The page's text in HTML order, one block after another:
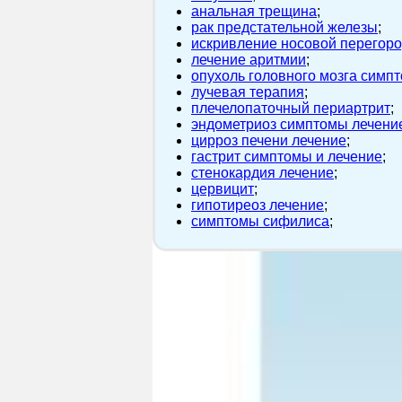
анальная трещина;
рак предстательной железы;
искривление носовой
лечение аритмии;
опухоль головного мозга
лучевая терапия;
плечелопаточный периартрит;
эндометриоз симптомы
цирроз печени лечение;
гастрит симптомы и лечение;
стенокардия лечение;
цервицит;
гипотиреоз лечение;
симптомы сифилиса;